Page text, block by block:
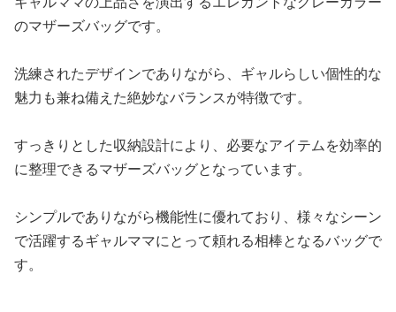
のマザーズバッグです。
洗練されたデザインでありながら、ギャルらしい個性的な
魅力も兼ね備えた絶妙なバランスが特徴です。
すっきりとした収納設計により、必要なアイテムを効率的
に整理できるマザーズバッグとなっています。
シンプルでありながら機能性に優れており、様々なシーン
で活躍するギャルママにとって頼れる相棒となるバッグで
す。